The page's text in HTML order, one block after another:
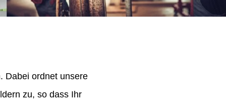
Dabei ordnet unsere
zu, so dass Ihr